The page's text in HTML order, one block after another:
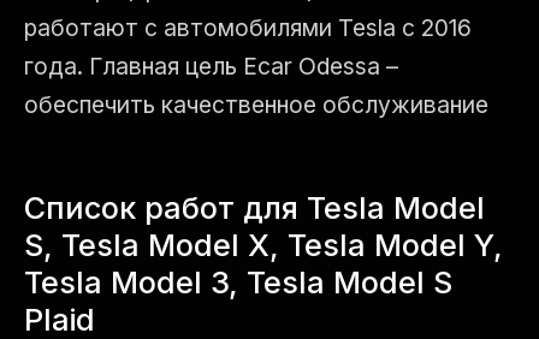
работают с автомобилями Tesla с 2016
года. Главная цель Ecar Odessa –
обеспечить качественное обслуживание
Список работ для Tesla Model
S, Tesla Model X, Tesla Model Y,
Tesla Model 3, Tesla Model S
Plaid